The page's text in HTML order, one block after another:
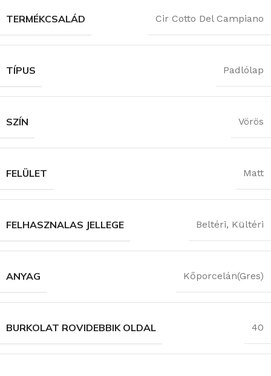
TERMÉKCSALÁD Cir Cotto Del Campiano
TÍPUS Padlólap
SZÍN Vörös
FELÜLET Matt
FELHASZNALAS JELLEGE Beltéri, Kültéri
ANYAG Kőporcelán(Gres)
BURKOLAT ROVIDEBBIK OLDAL 40